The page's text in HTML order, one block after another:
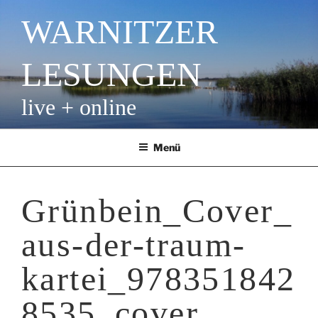
Inhalt
springenWARNITZER
LESUNGEN
live + online
Menü
Grünbein_Cover_
aus-der-traum-
kartei_978351842